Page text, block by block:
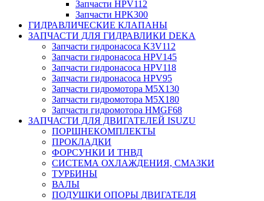
Запчасти HPV112
Запчасти HPK300
ГИДРАВЛИЧЕСКИЕ КЛАПАНЫ
ЗАПЧАСТИ ДЛЯ ГИДРАВЛИКИ DEKA
Запчасти гидронасоса K3V112
Запчасти гидронасоса HPV145
Запчасти гидронасоса HPV118
Запчасти гидронасоса HPV95
Запчасти гидромотора M5X130
Запчасти гидромотора M5X180
Запчасти гидромотора HMGF68
ЗАПЧАСТИ ДЛЯ ДВИГАТЕЛЕЙ ISUZU
ПОРШНЕКОМПЛЕКТЫ
ПРОКЛАДКИ
ФОРСУНКИ И ТНВД
СИСТЕМА ОХЛАЖДЕНИЯ, СМАЗКИ
ТУРБИНЫ
ВАЛЫ
ПОДУШКИ ОПОРЫ ДВИГАТЕЛЯ